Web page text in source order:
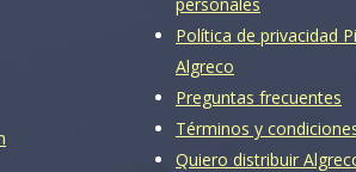
Política de privacidad
Algreco
Preguntas frecuentes
Términos y
Quiero distribuir